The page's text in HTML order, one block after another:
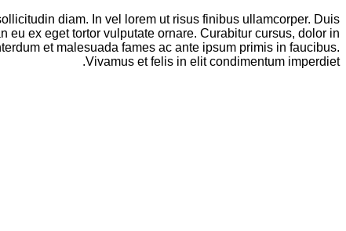
diam. In vel lorem ut risus finibus ullamcorper. Duis
ex eget tortor vulputate ornare. Curabitur cursus, dolor in
et malesuada fames ac ante ipsum primis in faucibus.
Vivamus et felis in elit condimentum imperdiet.